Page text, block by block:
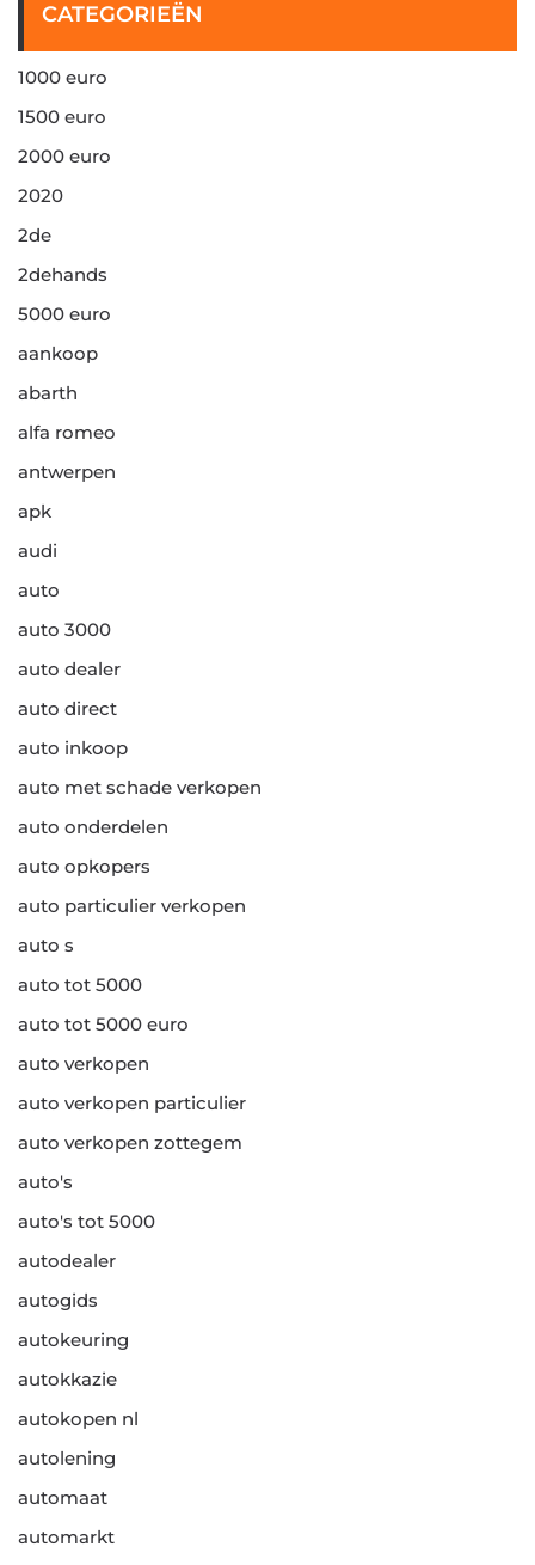
CATEGORIEËN
1000 euro
1500 euro
2000 euro
2020
2de
2dehands
5000 euro
aankoop
abarth
alfa romeo
antwerpen
apk
audi
auto
auto 3000
auto dealer
auto direct
auto inkoop
auto met schade verkopen
auto onderdelen
auto opkopers
auto particulier verkopen
auto s
auto tot 5000
auto tot 5000 euro
auto verkopen
auto verkopen particulier
auto verkopen zottegem
auto's
auto's tot 5000
autodealer
autogids
autokeuring
autokkazie
autokopen nl
autolening
automaat
automarkt